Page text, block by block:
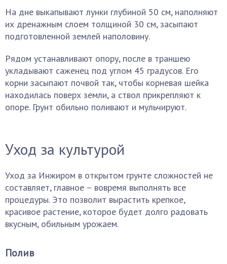
На дне выкапывают лунки глубиной 50 см, наполняют
их дренажным слоем толщиной 30 см, засыпают
подготовленной землей наполовину.
Рядом устанавливают опору, после в траншею
укладывают саженец под углом 45 градусов. Его
корни засыпают почвой так, чтобы корневая шейка
находилась поверх земли, а ствол прикрепляют к
опоре. Грунт обильно поливают и мульчируют.
Уход за культурой
Уход за Инжиром в открытом грунте сложностей не
составляет, главное – вовремя выполнять все
процедуры. Это позволит вырастить крепкое,
красивое растение, которое будет долго радовать
вкусным, обильным урожаем.
Полив